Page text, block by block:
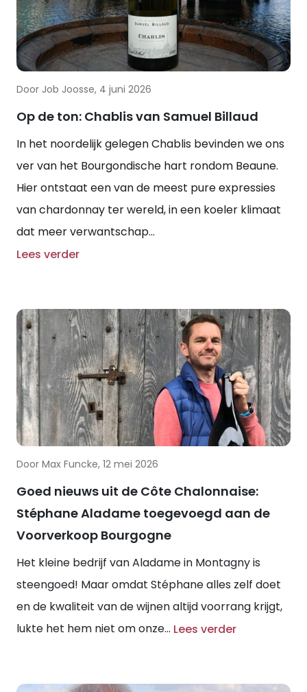
Door Job Joosse, 4 juni 2026
Op de ton: Chablis van Samuel Billaud
In het noordelijk gelegen Chablis bevinden we ons
ver van het Bourgondische hart rondom Beaune.
Hier ontstaat een van de meest pure expressies
van chardonnay ter wereld, in een koeler klimaat
dat meer verwantschap...
Lees verder
Door Max Funcke, 12 mei 2026
Goed nieuws uit de Côte Chalonnaise:
Stéphane Aladame toegevoegd aan de
Voorverkoop Bourgogne
Het kleine bedrijf van Aladame in Montagny is
steengoed! Maar omdat Stéphane alles zelf doet
en de kwaliteit van de wijnen altijd voorrang krijgt,
lukte het hem niet om onze... Lees verder